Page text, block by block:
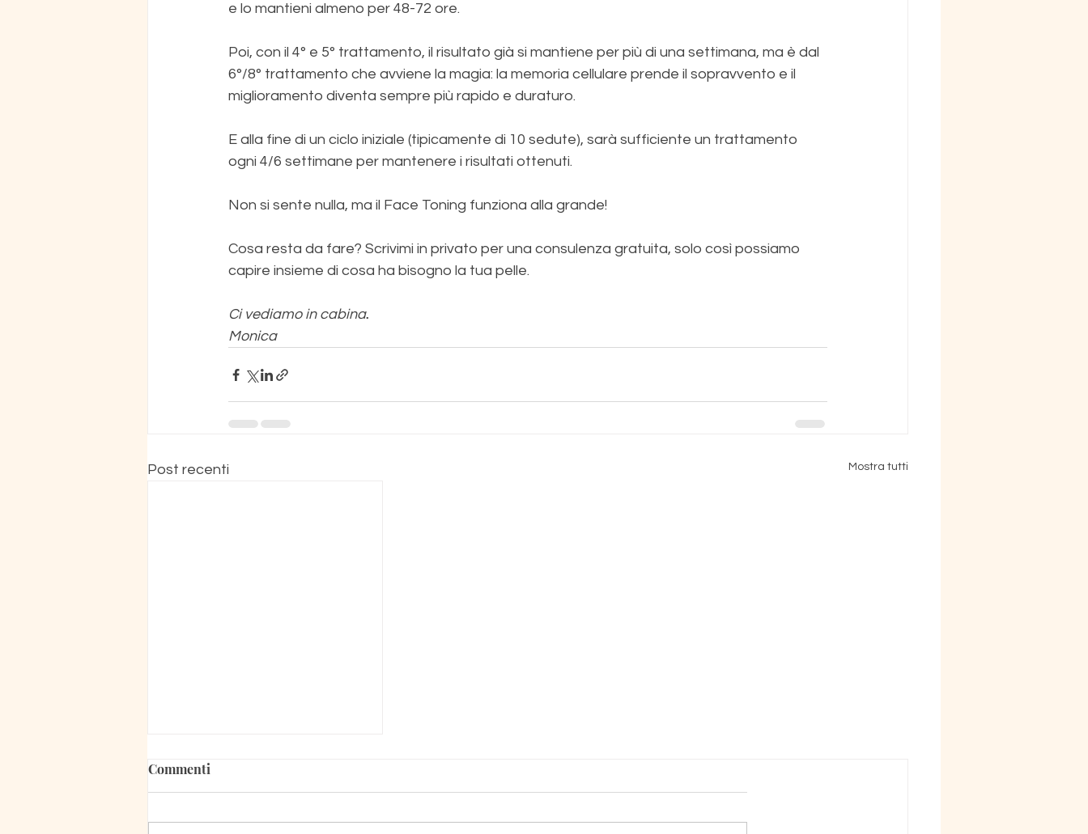
e lo mantieni almeno per 48-72 ore.
Poi, con il 4° e 5° trattamento, il risultato già si mantiene per più di una settimana, ma è dal
6°/8° trattamento che avviene la magia: la memoria cellulare prende il sopravvento e il
miglioramento diventa sempre più rapido e duraturo.
E alla fine di un ciclo iniziale (tipicamente di 10 sedute), sarà sufficiente un trattamento
ogni 4/6 settimane per mantenere i risultati ottenuti.
Non si sente nulla, ma il Face Toning funziona alla grande!
Cosa resta da fare? Scrivimi in privato per una consulenza gratuita, solo così possiamo
capire insieme di cosa ha bisogno la tua pelle.
Ci vediamo in cabina.
Monica
Post recenti Mostra tutti
Commenti